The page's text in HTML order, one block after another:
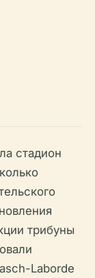
стадион
трибуны
Laborde